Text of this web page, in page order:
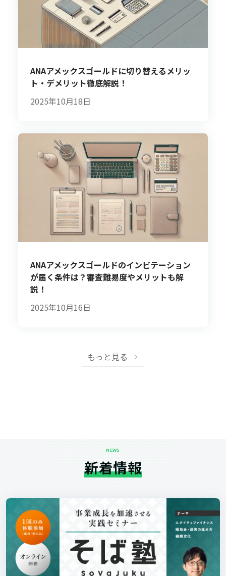
ANAアメックスゴールドに切り替えるメリッ
ト・デメリット徹底解説！
2025年10月18日
ANAアメックスゴールドのインビテーション
が届く条件は？審査難易度やメリットも解
説！
2025年10月16日
もっと見る
NEWS
新着情報